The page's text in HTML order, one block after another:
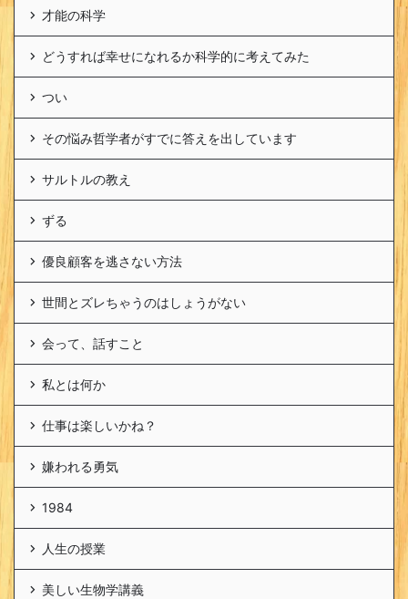
才能の科学
どうすれば幸せになれるか科学的に考えてみた
つい
その悩み哲学者がすでに答えを出しています
サルトルの教え
ずる
優良顧客を逃さない方法
世間とズレちゃうのはしょうがない
会って、話すこと
私とは何か
仕事は楽しいかね？
嫌われる勇気
1984
人生の授業
美しい生物学講義